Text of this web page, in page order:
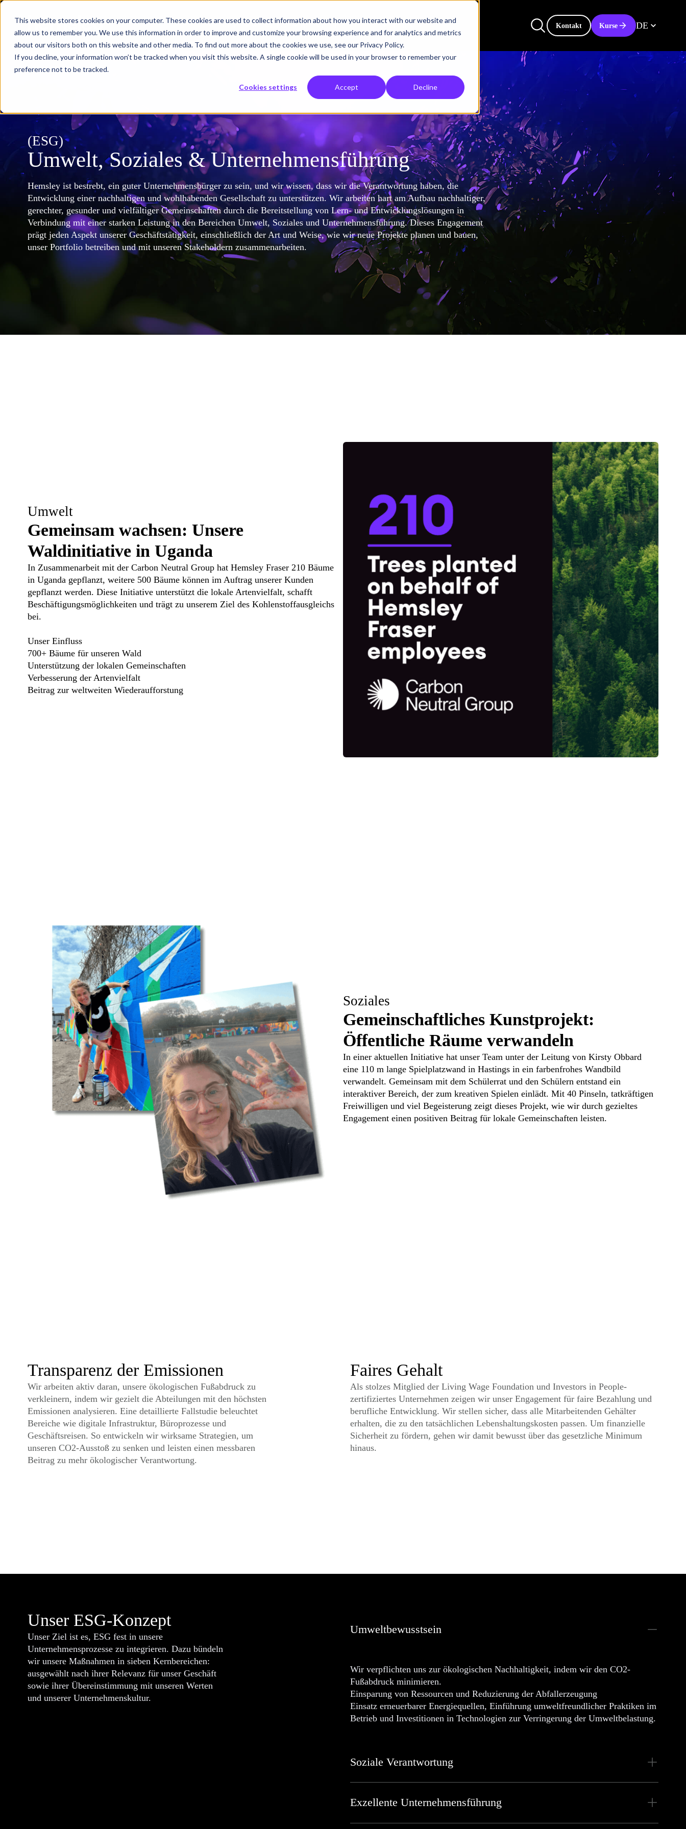
This website stores cookies on your computer. These cookies are used to collect information about how you interact with our website and
allow us to remember you. We use this information in order to improve and customize your browsing experience and for analytics and metrics
about our visitors both on this website and other media. To find out more about the cookies we use, see our Privacy Policy.
If you decline, your information won’t be tracked when you visit this website. A single cookie will be used in your browser to remember your
preference not to be tracked.
Cookies settings Accept Decline
Was wir tun Was wir lösen Wem wir helfen Über uns Einblicke Kontakt Kurse DE
(ESG)
Umwelt, Soziales & Unternehmensführung
Hemsley ist bestrebt, ein guter Unternehmensbürger zu sein, und wir wissen, dass wir die Verantwortung haben, die
Entwicklung einer nachhaltigen und wohlhabenden Gesellschaft zu unterstützen. Wir arbeiten hart am Aufbau nachhaltiger,
gerechter, gesunder und vielfältiger Gemeinschaften durch die Bereitstellung von Lern- und Entwicklungslösungen in
Verbindung mit einer starken Leistung in den Bereichen Umwelt, Soziales und Unternehmensführung. Dieses Engagement
prägt jeden Aspekt unserer Geschäftstätigkeit, einschließlich der Art und Weise, wie wir neue Projekte planen und bauen,
unser Portfolio betreiben und mit unseren Stakeholdern zusammenarbeiten.
Umwelt
Gemeinsam wachsen: Unsere
Waldinitiative in Uganda
In Zusammenarbeit mit der Carbon Neutral Group hat Hemsley Fraser 210 Bäume
in Uganda gepflanzt, weitere 500 Bäume können im Auftrag unserer Kunden
gepflanzt werden. Diese Initiative unterstützt die lokale Artenvielfalt, schafft
Beschäftigungsmöglichkeiten und trägt zu unserem Ziel des Kohlenstoffausgleichs
bei.
Unser Einfluss
700+ Bäume für unseren Wald
Unterstützung der lokalen Gemeinschaften
Verbesserung der Artenvielfalt
Beitrag zur weltweiten Wiederaufforstung
Soziales
Gemeinschaftliches Kunstprojekt:
Öffentliche Räume verwandeln
In einer aktuellen Initiative hat unser Team unter der Leitung von Kirsty Obbard
eine 110 m lange Spielplatzwand in Hastings in ein farbenfrohes Wandbild
verwandelt. Gemeinsam mit dem Schülerrat und den Schülern entstand ein
interaktiver Bereich, der zum kreativen Spielen einlädt. Mit 40 Pinseln, tatkräftigen
Freiwilligen und viel Begeisterung zeigt dieses Projekt, wie wir durch gezieltes
Engagement einen positiven Beitrag für lokale Gemeinschaften leisten.
Transparenz der Emissionen
Wir arbeiten aktiv daran, unsere ökologischen Fußabdruck zu
verkleinern, indem wir gezielt die Abteilungen mit den höchsten
Emissionen analysieren. Eine detaillierte Fallstudie beleuchtet
Bereiche wie digitale Infrastruktur, Büroprozesse und
Geschäftsreisen. So entwickeln wir wirksame Strategien, um
unseren CO2-Ausstoß zu senken und leisten einen messbaren
Beitrag zu mehr ökologischer Verantwortung.
Faires Gehalt
Als stolzes Mitglied der Living Wage Foundation und Investors in People-
zertifiziertes Unternehmen zeigen wir unser Engagement für faire Bezahlung und
berufliche Entwicklung. Wir stellen sicher, dass alle Mitarbeitenden Gehälter
erhalten, die zu den tatsächlichen Lebenshaltungskosten passen. Um finanzielle
Sicherheit zu fördern, gehen wir damit bewusst über das gesetzliche Minimum
hinaus.
Unser ESG-Konzept
Unser Ziel ist es, ESG fest in unsere
Unternehmensprozesse zu integrieren. Dazu bündeln
wir unsere Maßnahmen in sieben Kernbereichen:
ausgewählt nach ihrer Relevanz für unser Geschäft
sowie ihrer Übereinstimmung mit unseren Werten
und unserer Unternehmenskultur.
Umweltbewusstsein
Wir verpflichten uns zur ökologischen Nachhaltigkeit, indem wir den CO2-
Fußabdruck minimieren.
Einsparung von Ressourcen und Reduzierung der Abfallerzeugung
Einsatz erneuerbarer Energiequellen, Einführung umweltfreundlicher Praktiken im
Betrieb und Investitionen in Technologien zur Verringerung der Umweltbelastung.
Soziale Verantwortung
Exzellente Unternehmensführung